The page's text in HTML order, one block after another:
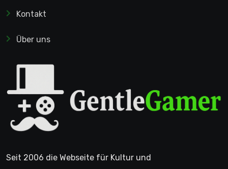
Kontakt
Über uns
Seit 2006 die Webseite für Kultur und